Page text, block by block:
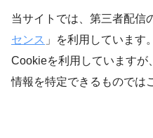
当サイトでは、第三者配信
センス 」を利用しています
Cookieを利用していますが
情報を特定できるものでは